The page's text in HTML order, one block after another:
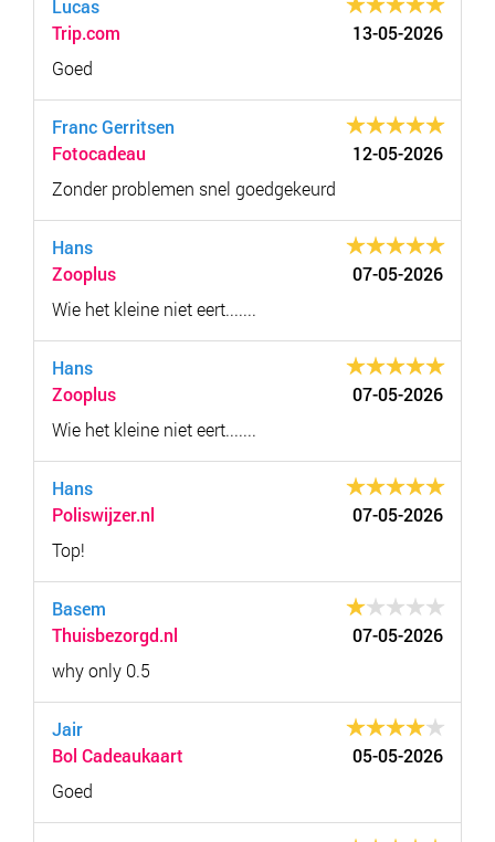
Lucas
Trip.com
13-05-2026
Goed
Franc Gerritsen
Fotocadeau
12-05-2026
Zonder problemen snel goedgekeurd
Hans
Zooplus
07-05-2026
Wie het kleine niet eert.......
Hans
Zooplus
07-05-2026
Wie het kleine niet eert.......
Hans
Poliswijzer.nl
07-05-2026
Top!
Basem
Thuisbezorgd.nl
07-05-2026
why only 0.5
Jair
Bol Cadeaukaart
05-05-2026
Goed